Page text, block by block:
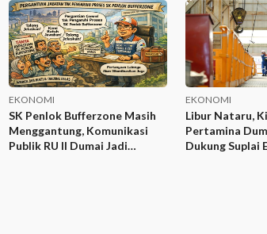
EKONOMI
SK Penlok Bufferzone Masih
Menggantung, Komunikasi
Publik RU II Dumai Jadi
EKONOMI
Libur Nataru,
Pertamina
Dukung Suplai